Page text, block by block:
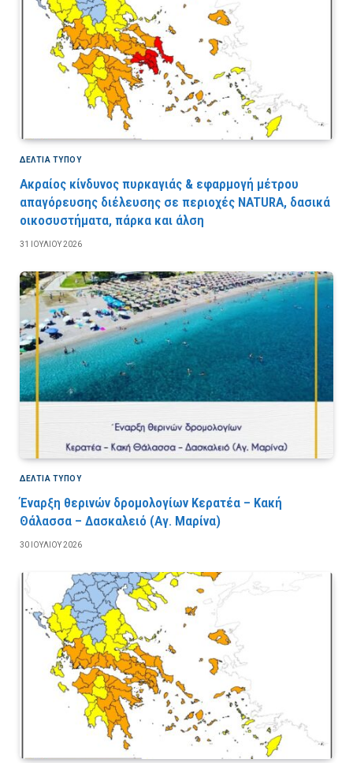
ΔΕΛΤΙΑ ΤΥΠΟΥ
Ακραίος κίνδυνος πυρκαγιάς & εφαρμογή μέτρου
απαγόρευσης διέλευσης σε περιοχές NATURA, δασικά
οικοσυστήματα, πάρκα και άλση
31 ΙΟΥΛΊΟΥ 2026
ΔΕΛΤΙΑ ΤΥΠΟΥ
Έναρξη θερινών δρομολογίων Κερατέα – Κακή
Θάλασσα – Δασκαλειό (Αγ. Μαρίνα)
30 ΙΟΥΛΊΟΥ 2026